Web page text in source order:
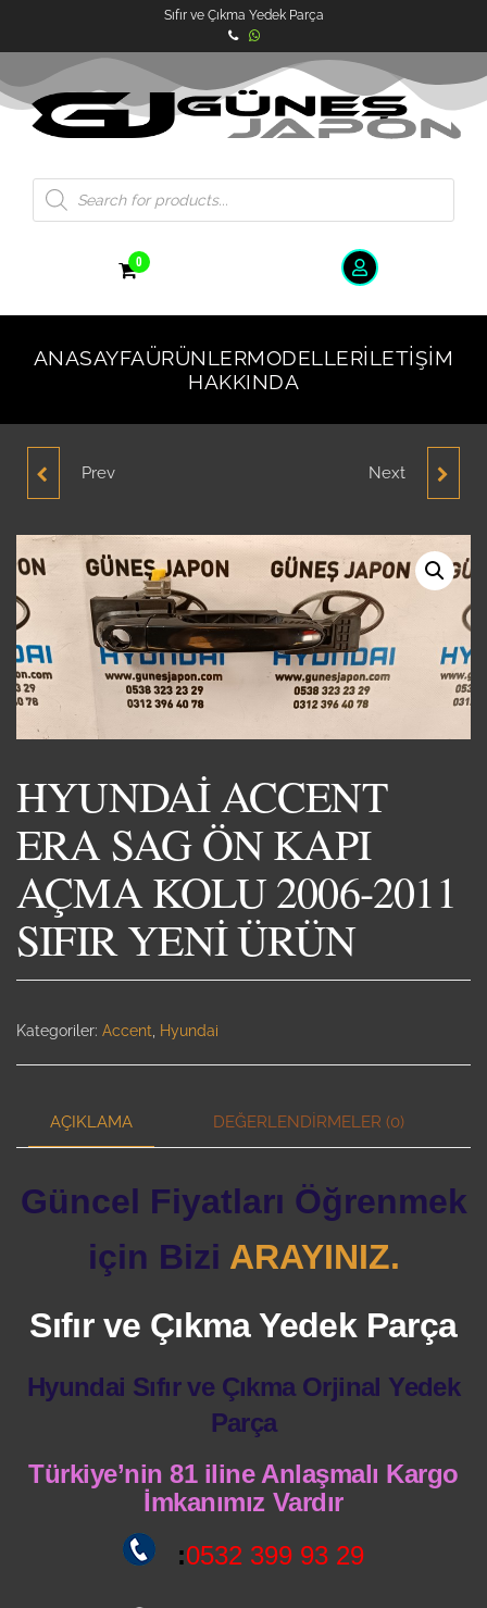
Sıfır ve Çıkma Yedek Parça
0
ANASAYFAÜRÜNLERMODELLERİLETIŞIM
HAKKINDA
HYUNDAİ ACCENT ERA
KİLİT ÜSTÜ PLASTİĞİ
2006-2011 SIFIR YENİ
ÜRÜN
Prev HYUNDAİ ACCENT ERA
KOLU 2006-2011 SIFIR
YENİ ÜRÜN
Next
HYUNDAİ ACCENT
ERA SAG ÖN KAPI
AÇMA KOLU 2006-2011
SIFIR YENİ ÜRÜN
Kategoriler: Accent Hyundai
AÇIKLAMA DEĞERLENDIRMELER (0)
Güncel Fiyatları Öğrenmek
için Bizi ARAYINIZ.
Sıfır ve Çıkma Yedek Parça
Hyundai Sıfır ve Çıkma Orjinal Yedek
Parça
Türkiye’nin 81 iline Anlaşmalı Kargo
İmkanımız Vardır
:0532 399 93 29